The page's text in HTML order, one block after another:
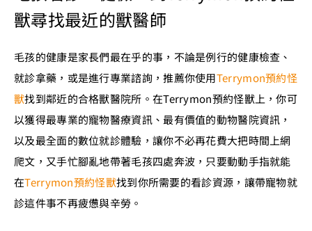
獸尋找最近的獸醫師
毛孩的健康是家長們最在乎的事，不論是例行的健康檢查、
就診拿藥，或是進行專業諮詢，推薦你使用Terrymon預約怪
獸找到鄰近的合格獸醫院所。在Terrymon預約怪獸上，你可
以獲得最專業的寵物醫療資訊、最有價值的動物醫院資訊，
以及最全面的數位就診體驗，讓你不必再花費大把時間上網
爬文，又手忙腳亂地帶著毛孩四處奔波，只要動動手指就能
在Terrymon預約怪獸找到你所需要的看診資源，讓帶寵物就
診這件事不再疲憊與辛勞。